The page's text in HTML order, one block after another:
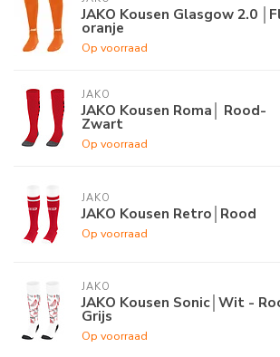
JAKO Kousen Glasgow 2.0
oranje
Op voorraad
JAKO
JAKO Kousen Roma│ Rood-
Zwart
Op voorraad
JAKO
JAKO Kousen Retro│Rood
Op voorraad
JAKO
JAKO Kousen Sonic│Wit -
Grijs
Op voorraad